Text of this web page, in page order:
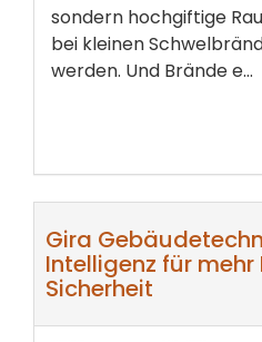
sondern hochgiftige
bei kleinen
werden. Und Brände e...
Gira
Intelligenz für
Sicherheit